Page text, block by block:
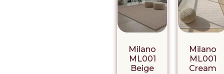
Milano
ML001
Beige
Milano
ML001
Cream